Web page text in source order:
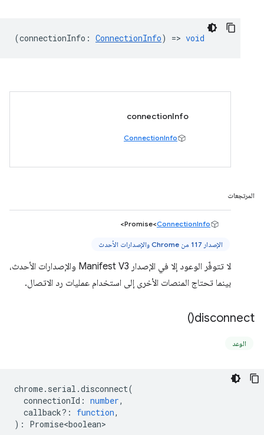
(connectionInfo : ConnectionInfo) => void
connectionInfo
ConnectionInfo
المرتجعات
Promise<ConnectionInfo
>
الإصدار 117 من Chrome والإصدارات الأحدث
لا تتوفّر الوعود إلا في الإصدار Manifest V3 والإصدارات الأحدث،
بينما تحتاج المنصات الأخرى إلى استخدام عمليات رد الاتصال.
disconnect(
)
الوعد
chrome. serial .disconnect(
connectionId : number,
callback? : function,
) : Promise<boolean>